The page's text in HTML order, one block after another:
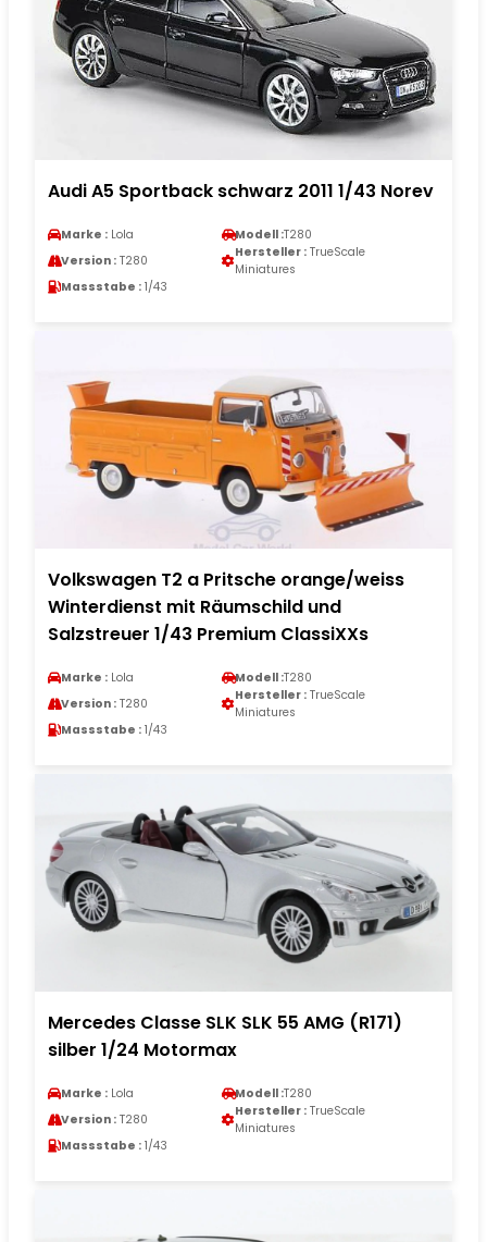
Audi A5 Sportback schwarz 2011 1/43 Norev
Marke : Lola Modell :T280
Version : T280
Hersteller : TrueScale
Miniatures
Massstabe : 1/43
Volkswagen T2 a Pritsche orange/weiss
Winterdienst mit Räumschild und
Salzstreuer 1/43 Premium ClassiXXs
Marke : Lola Modell :T280
Version : T280
Hersteller : TrueScale
Miniatures
Massstabe : 1/43
Mercedes Classe SLK SLK 55 AMG (R171)
silber 1/24 Motormax
Marke : Lola Modell :T280
Version : T280
Hersteller : TrueScale
Miniatures
Massstabe : 1/43